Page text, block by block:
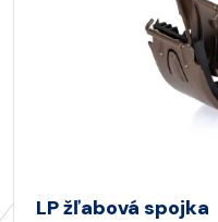
LP žľabová spojka